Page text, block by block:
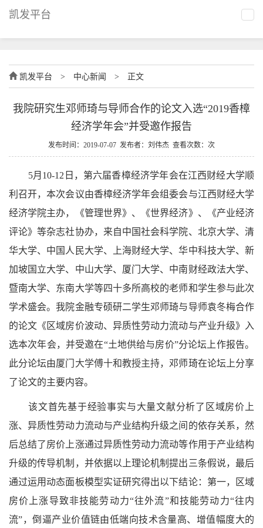
凯发平台
凯发平台 > 中心新闻 > 正文
我院研究生邓师琦与导师合作的论文入选“2019香樟
经济学年会”并受邀作报告
发布时间：2019-07-07 发布者：刘伟杰 查看次数：次
5月10-12日，第六届香樟经济学年会在江西财经大学顺
利召开，本次会议由香樟经济学年会组委会与江西财经大学
经济学院主办，《管理世界》、《世界经济》、《产业经济
评论》等杂志社协办，来自中国社会科学院、北京大学、清
华大学、中国人民大学、上海财经大学、华中科技大学、新
加坡国立大学、中山大学、厦门大学、中南财经政法大学、
暨南大学、东南大学等四十多所高校的老师和学生参与此次
学术盛会。我院金融专硕研二学生邓师琦与导师袁冬梅合作
的论文《区域房价波动、异质性劳动力流动与产业升级》入
选本次年会，并受邀在“土地供给与房价”分论坛上作报告。
此分论坛由厦门大学傅十和教授主持， 邓师琦在论坛上分享
了论文的主要内容。
该文首先基于经验事实与大量文献分析了区域房价上
涨、异质性劳动力流动与产业结构升级之间的依存关系，然
后总结了房价上涨通过异质性劳动力流动等作用于产业结构
升级的传导机制，并依据以上理论机制提出三条假说，最后
通过运用动态面板模型实证研究得出以下结论：第一，区域
房价上涨导致非技能劳动力“往外流”和技能劳动力“往内
流”，倒逼产业价值链由低端向技术含量高、增值幅度大的